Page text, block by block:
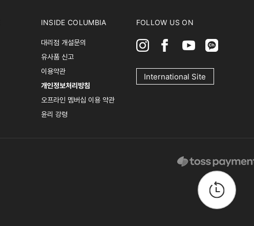
INSIDE COLUMBIA
대리점 개설문의
유사품 신고
이용약관
개인정보처리방침
오프라인 멤버십 이용 약관
윤리 강령
FOLLOW US ON
International Site